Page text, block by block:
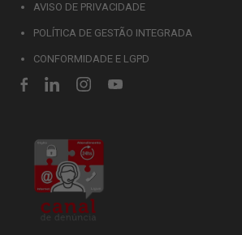
AVISO DE PRIVACIDADE
POLÍTICA DE GESTÃO INTEGRADA
CONFORMIDADE E LGPD